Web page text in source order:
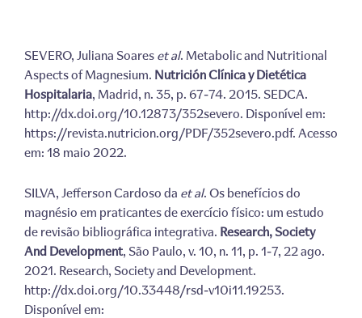
SEVERO, Juliana Soareset al. Metabolic and Nutritional
Aspects of Magnesium. Nutrición Clínica y Dietética
Hospitalaria, Madrid, n. 35, p. 67-74. 2015. SEDCA.
http://dx.doi.org/10.12873/352severo. Disponível em:
https://revista.nutricion.org/PDF/352severo.pdf. Acesso
em: 18 maio 2022.
SILVA, Jefferson Cardoso da et al. Os benefícios do
magnésio em praticantes de exercício físico: um estudo
de revisão bibliográfica integrativa. Research, Society
And Development, São Paulo, v. 10, n. 11, p. 1-7, 22 ago.
2021. Research, Society and Development.
http://dx.doi.org/10.33448/rsd-v10i11.19253.
Disponível em: